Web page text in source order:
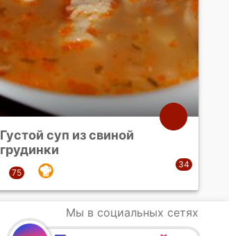
Густой суп из свиной
грудинки
Мы в социальных сетях